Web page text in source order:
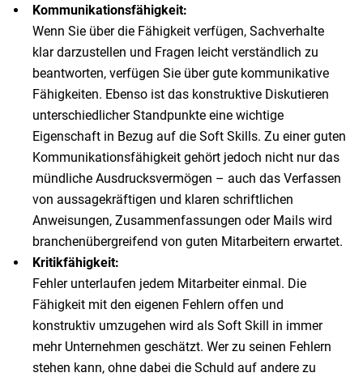
Kommunikationsfähigkeit:
Wenn Sie über die Fähigkeit verfügen, Sachverhalte
klar darzustellen und Fragen leicht verständlich zu
beantworten, verfügen Sie über gute kommunikative
Fähigkeiten. Ebenso ist das konstruktive Diskutieren
unterschiedlicher Standpunkte eine wichtige
Eigenschaft in Bezug auf die Soft Skills. Zu einer guten
Kommunikationsfähigkeit gehört jedoch nicht nur das
mündliche Ausdrucksvermögen – auch das Verfassen
von aussagekräftigen und klaren schriftlichen
Anweisungen, Zusammenfassungen oder Mails wird
branchenübergreifend von guten Mitarbeitern erwartet.
Kritikfähigkeit:
Fehler unterlaufen jedem Mitarbeiter einmal. Die
Fähigkeit mit den eigenen Fehlern offen und
konstruktiv umzugehen wird als Soft Skill in immer
mehr Unternehmen geschätzt. Wer zu seinen Fehlern
stehen kann, ohne dabei die Schuld auf andere zu